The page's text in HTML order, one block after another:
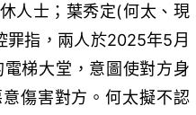
人士；葉秀定(何太、現
指，兩人於2025年5月
梯大堂，意圖使對方身
傷害對方。何太擬不認